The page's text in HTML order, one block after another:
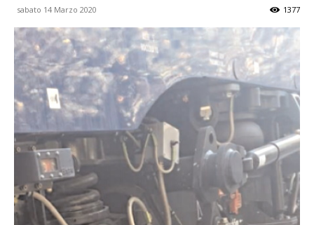
sabato 14 Marzo 2020 1377